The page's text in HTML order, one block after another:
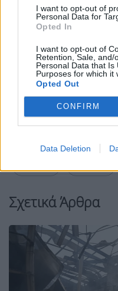
I want to opt-out of
Personal Data for
Opted In
I want to opt-out of
Retention, Sale, and/
Personal Data that Is
Purposes for which it
Opted Out
CONFIRM
Data Deletion
Facebook
Email
Σχετικά Άρθρα